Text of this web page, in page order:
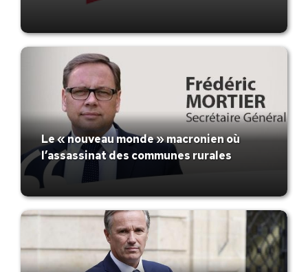
Le « nouveau monde » macronien où
l’assassinat des communes rurales